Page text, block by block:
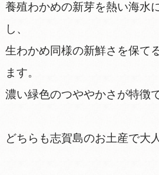
養殖わかめの新芽を熱い海水
し、
生わかめ同様の新鮮さを保て
ます。
濃い緑色のつややかさが特徴で
どちらも志賀島のお土産で大